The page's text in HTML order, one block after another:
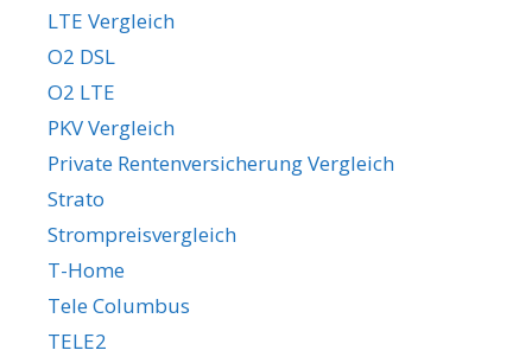
LTE Vergleich
O2 DSL
O2 LTE
PKV Vergleich
Private Rentenversicherung Vergleich
Strato
Strompreisvergleich
T-Home
Tele Columbus
TELE2